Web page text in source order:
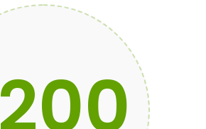
200